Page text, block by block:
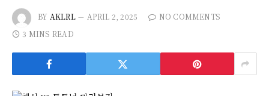
BY AKLRL APRIL 2, 2025
NO COMMENTS
3 MINS READ